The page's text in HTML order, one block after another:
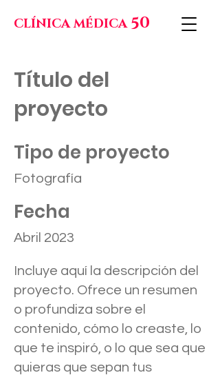
CLÍNICA MÉDICA 50
Título del
proyecto
Tipo de proyecto
Fotografía
Fecha
Abril 2023
Incluye aquí la descripción del
proyecto. Ofrece un resumen
o profundiza sobre el
contenido, cómo lo creaste, lo
que te inspiró, o lo que sea que
quieras que sepan tus